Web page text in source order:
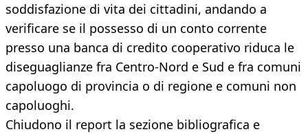
soddisfazione di vita dei cittadini, andando a
verificare se il possesso di un conto corrente
presso una banca di credito cooperativo riduca le
diseguaglianze fra Centro-Nord e Sud e fra comuni
capoluogo di provincia o di regione e comuni non
capoluoghi.
Chiudono il report la sezione bibliografica e